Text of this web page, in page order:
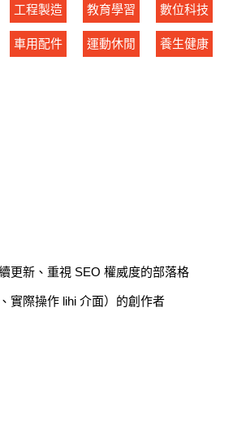
工程製造 教育學習 數位科技
車用配件 運動休閒 養生健康
更新、重視 SEO 權威度的部落格
實際操作 lihi 介面）的創作者